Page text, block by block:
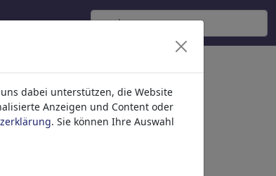
dabei unterstützen, die Website
Anzeigen und Content oder
. Sie können Ihre Auswahl